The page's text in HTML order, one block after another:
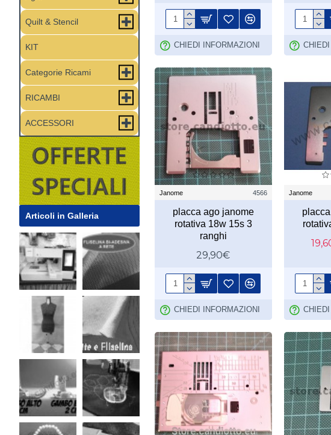
Quilt & Stencil
KIT
Categorie Ricami
RICAMBI
ACCESSORI
Articoli in Galleria
CHIEDI INFORMAZIONI CHIEDI
Janome 4566
placca ago janome
rotativa 18w 15s 3
ranghi
29,90€
CHIEDI INFORMAZIONI
Janome
CHIEDI